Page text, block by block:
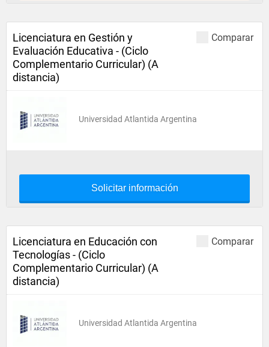
Comparar
Licenciatura en Gestión y
Evaluación Educativa - (Ciclo
Complementario Curricular) (A
distancia)
Universidad Atlantida Argentina
Solicitar información
Comparar
Licenciatura en Educación con
Tecnologías - (Ciclo
Complementario Curricular) (A
distancia)
Universidad Atlantida Argentina